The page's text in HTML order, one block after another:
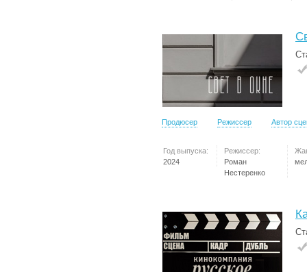
Продюсер Режиссер Автор
Год выпуска:
2024
Режиссер:
Роман
Нестеренко